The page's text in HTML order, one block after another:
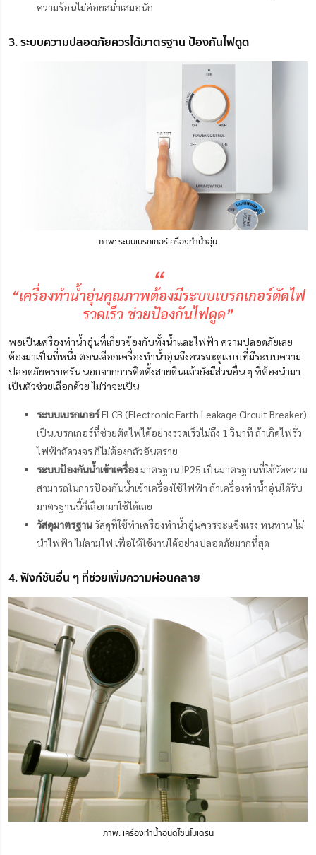
ความร้อนไม่ค่อยสม่ำเสมอนัก
3. ระบบความปลอดภัยควรได้มาตรฐาน ป้องกันไฟดูด
ภาพ: ระบบเบรกเกอร์เครื่องทำน้ำอุ่น
“
“เครื่องทำน้ำอุ่นคุณภาพต้องมีระบบเบรกเกอร์ตัดไฟ
รวดเร็ว ช่วยป้องกันไฟดูด”
พอเป็นเครื่องทำน้ำอุ่นที่เกี่ยวข้องกับทั้งน้ำและไฟฟ้า ความปลอดภัยเลย
ต้องมาเป็นที่หนึ่ง ตอนเลือกเครื่องทำน้ำอุ่นจึงควรจะดูแบบที่มีระบบความ
ปลอดภัยครบครัน นอกจากการติดตั้งสายดินแล้วยังมีส่วนอื่น ๆ ที่ต้องนำมา
เป็นตัวช่วยเลือกด้วย ไม่ว่าจะเป็น
ระบบเบรกเกอร์ELCB (Electronic Earth Leakage Circuit Breaker)
เป็นเบรกเกอร์ที่ช่วยตัดไฟได้อย่างรวดเร็วไม่ถึง 1 วินาที ถ้าเกิดไฟรั่ว
ไฟฟ้าลัดวงจร ก็ไม่ต้องกลัวอันตราย
ระบบป้องกันน้ำเข้าเครื่องมาตรฐาน IP25 เป็นมาตรฐานที่ใช้วัดความ
สามารถในการป้องกันน้ำเข้าเครื่องใช้ไฟฟ้า ถ้าเครื่องทำน้ำอุ่นได้รับ
มาตรฐานนี้ก็เลือกมาใช้ได้เลย
วัสดุมาตรฐานวัสดุที่ใช้ทำเครื่องทำน้ำอุ่นควรจะแข็งแรง ทนทาน ไม่
นำไฟฟ้า ไม่ลามไฟ เพื่อให้ใช้งานได้อย่างปลอดภัยมากที่สุด
4. ฟังก์ชันอื่น ๆ ที่ช่วยเพิ่มความผ่อนคลาย
ภาพ: เครื่องทำน้ำอุ่นดีไซน์โมเดิร์น